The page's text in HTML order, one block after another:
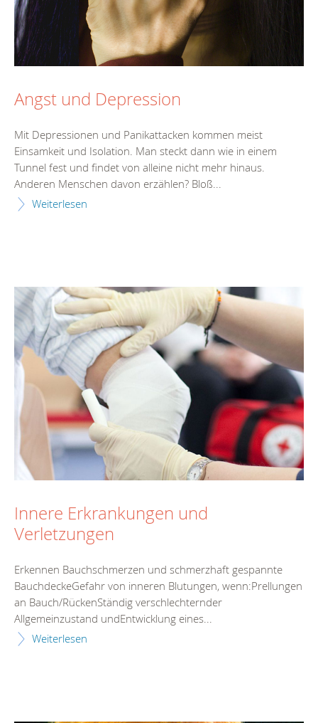
Angst und Depression
Mit Depressionen und Panikattacken kommen meist
Einsamkeit und Isolation. Man steckt dann wie in einem
Tunnel fest und findet von alleine nicht mehr hinaus.
Anderen Menschen davon erzählen? Bloß...
Weiterlesen
Innere Erkrankungen und
Verletzungen
Erkennen Bauchschmerzen und schmerzhaft gespannte
BauchdeckeGefahr von inneren Blutungen, wenn:Prellungen
an Bauch/RückenStändig verschlechternder
Allgemeinzustand undEntwicklung eines...
Weiterlesen